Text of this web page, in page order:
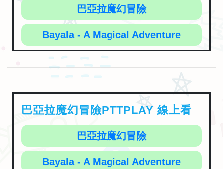
巴亞拉魔幻冒險
Bayala - A Magical Adventure
巴亞拉魔幻冒險PTTPLAY 線上看
巴亞拉魔幻冒險
Bayala - A Magical Adventure